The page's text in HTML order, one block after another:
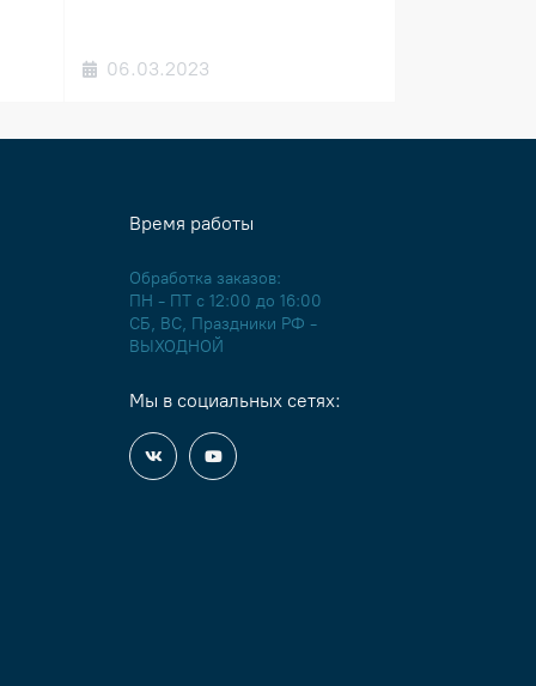
06.03.2023
Время работы
Обработка заказов:
ПН - ПТ с 12:00 до 16:00
СБ, ВС, Праздники РФ -
ВЫХОДНОЙ
Мы в социальных сетях: